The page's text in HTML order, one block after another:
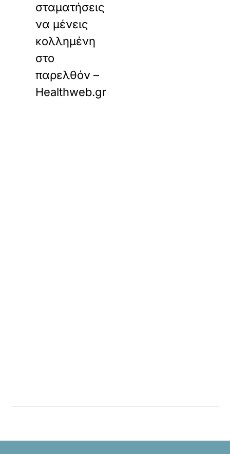
σταματήσεις
να μένεις
κολλημένη
στο
παρελθόν –
Healthweb.gr